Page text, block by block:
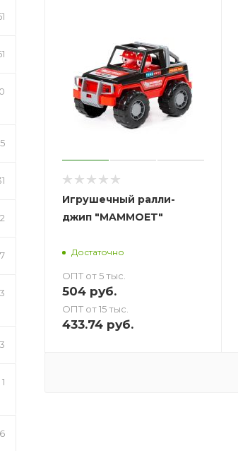
Игрушечный ралли-
джип "MAMMOET"
Достаточно
ОПТ от 5 тыс.
504 руб.
ОПТ от 15 тыс.
433.74 руб.
5
3
1
6